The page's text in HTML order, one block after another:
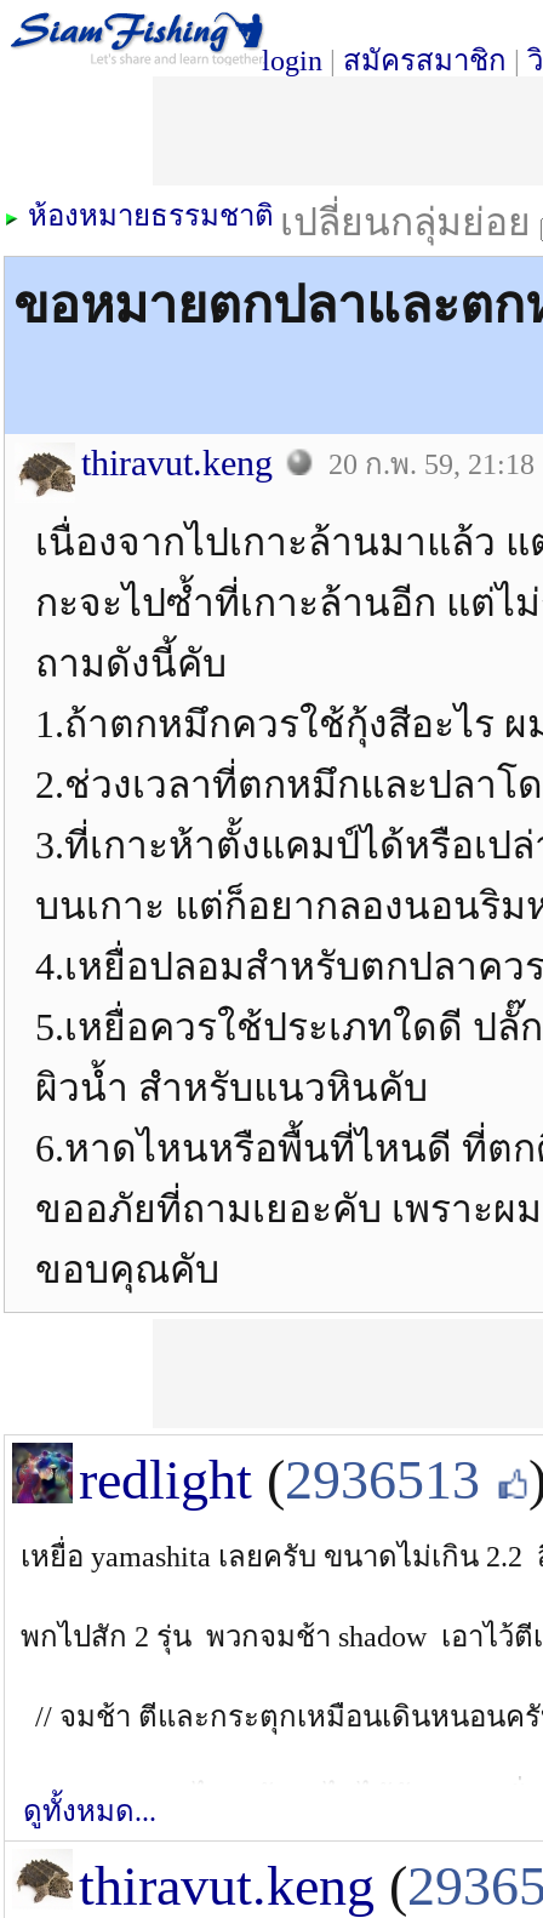
login | สมัครสมาชิก |
เปลี่ยนกลุ่มย่อย
ห้องหมายธรรมชาติ
ขอหมายตกปลาและตก
thiravut.keng 20 ก.พ. 59, 21:18
เนื่องจากไปเกาะล้านมาแล้ว
กะจะไปซ้ำที่เกาะล้านอีก แต่
ถามดังนี้คับ
1.ถ้าตกหมึกควรใช้กุ้งสีอะไร
2.ช่วงเวลาที่ตกหมึกและปลาโ
3.ที่เกาะห้าตั้งแคมป์ได้หรือเป
บนเกาะ แต่ก็อยากลองนอนริม
4.เหยื่อปลอมสำหรับตกปลาคว
5.เหยื่อควรใช้ประเภทใดดี ป
ผิวน้ำ สำหรับแนวหินคับ
6.หาดไหนหรือพื้นที่ไหนดี ที่ต
ขออภัยที่ถามเยอะคับ เพราะผ
ขอบคุณคับ
redlight (2936513
เหยื่อ yamashita เลยครับ ขนาดไม่เกิน
พกไปสัก 2 รุ่น พวกจมช้า shadow เอาไว้
// จมช้า ตีและกระตุกเหมือนเดินหนอนค
พวก Deep จมไว // ถ้าหาไม่ได้ก้อเอาตะ
// กะเอาตามระดับความลึก ส่วนตัวปล่อย
ดูทั้งหมด...
thiravut.keng (